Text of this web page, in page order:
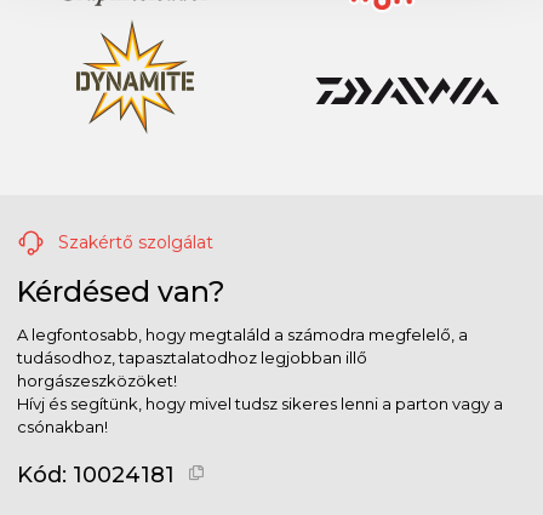
Szakértő szolgálat
Kérdésed van?
A legfontosabb, hogy megtaláld a számodra megfelelő, a
tudásodhoz, tapasztalatodhoz legjobban illő
horgászeszközöket!
Hívj és segítünk, hogy mivel tudsz sikeres lenni a parton vagy a
csónakban!
Kód: 10024181